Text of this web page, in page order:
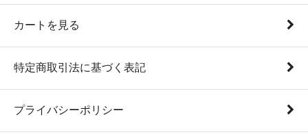
カートを見る
特定商取引法に基づく表記
プライバシーポリシー